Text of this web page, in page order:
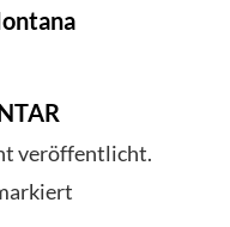
veröffentlicht.